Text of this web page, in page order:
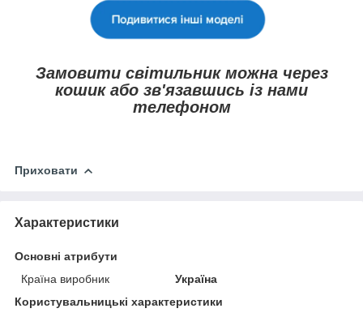
Замовити світильник можна через
кошик або зв'язавшись із нами
телефоном
Приховати
Характеристики
Основні атрибути
Країна виробник
Україна
Користувальницькі характеристики